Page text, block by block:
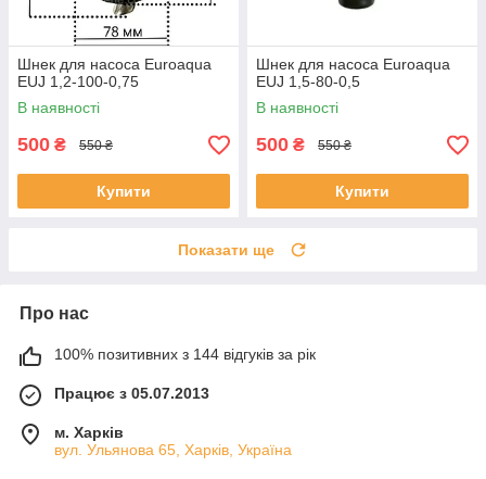
Шнек для насоса Euroaqua
EUJ 1,2-100-0,75
В наявності
500 ₴ 550 ₴
Купити
Шнек для насоса Euroaqua
EUJ 1,5-80-0,5
В наявності
500 ₴ 550 ₴
Купити
Показати ще
Про нас
100% позитивних з 144 відгуків за рік
Працює з 05.07.2013
м. Харків
вул. Ульянова 65, Харків, Україна